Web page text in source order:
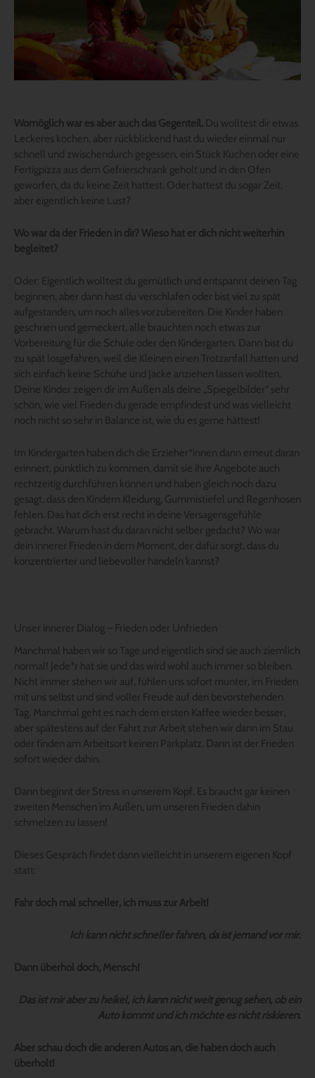
Womöglich war es aber auch das Gegenteil. Du wolltest dir etwas
Leckeres kochen, aber rückblickend hast du wieder einmal nur
schnell und zwischendurch gegessen, ein Stück Kuchen oder eine
Fertigpizza aus dem Gefrierschrank geholt und in den Ofen
geworfen, da du keine Zeit hattest. Oder hattest du sogar Zeit,
aber eigentlich keine Lust?
Wo war da der Frieden in dir? Wieso hat er dich nicht weiterhin
begleitet?
Oder: Eigentlich wolltest du gemütlich und entspannt deinen Tag
beginnen, aber dann hast du verschlafen oder bist viel zu spät
aufgestanden, um noch alles vorzubereiten. Die Kinder haben
geschrien und gemeckert, alle brauchten noch etwas zur
Vorbereitung für die Schule oder den Kindergarten. Dann bist du
zu spät losgefahren, weil die Kleinen einen Trotzanfall hatten und
sich einfach keine Schuhe und Jacke anziehen lassen wollten.
Deine Kinder zeigen dir im Außen als deine „Spiegelbilder“ sehr
schön, wie viel Frieden du gerade empfindest und was vielleicht
noch nicht so sehr in Balance ist, wie du es gerne hättest!
Im Kindergarten haben dich die Erzieher*innen dann erneut daran
erinnert, pünktlich zu kommen, damit sie ihre Angebote auch
rechtzeitig durchführen können und haben gleich noch dazu
gesagt, dass den Kindern Kleidung, Gummistiefel und Regenhosen
fehlen. Das hat dich erst recht in deine Versagensgefühle
gebracht. Warum hast du daran nicht selber gedacht? Wo war
dein innerer Frieden in dem Moment, der dafür sorgt, dass du
konzentrierter und liebevoller handeln kannst?
Unser innerer Dialog – Frieden oder Unfrieden
Manchmal haben wir so Tage und eigentlich sind sie auch ziemlich
normal! Jede*r hat sie und das wird wohl auch immer so bleiben.
Nicht immer stehen wir auf, fühlen uns sofort munter, im Frieden
mit uns selbst und sind voller Freude auf den bevorstehenden
Tag. Manchmal geht es nach dem ersten Kaffee wieder besser,
aber spätestens auf der Fahrt zur Arbeit stehen wir dann im Stau
oder finden am Arbeitsort keinen Parkplatz. Dann ist der Frieden
sofort wieder dahin.
Dann beginnt der Stress in unserem Kopf. Es braucht gar keinen
zweiten Menschen im Außen, um unseren Frieden dahin
schmelzen zu lassen!
Dieses Gespräch findet dann vielleicht in unserem eigenen Kopf
statt:
Fahr doch mal schneller, ich muss zur Arbeit!
Ich kann nicht schneller fahren, da ist jemand vor mir.
Dann überhol doch, Mensch!
Das ist mir aber zu heikel, ich kann nicht weit genug sehen, ob ein
Auto kommt und ich möchte es nicht riskieren.
Aber schau doch die anderen Autos an, die haben doch auch
überholt!